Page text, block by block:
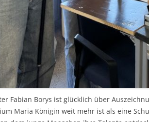
Fabian Borys ist glücklich über
Maria Königin weit mehr ist als eine